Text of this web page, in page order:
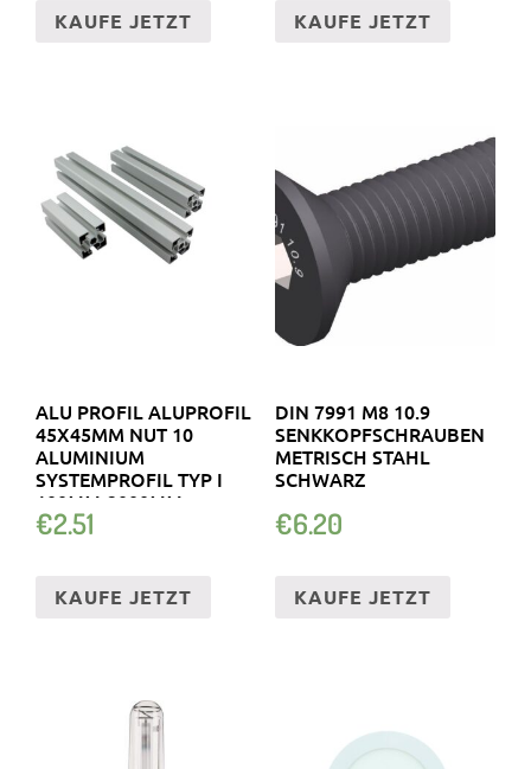
KAUFE JETZT KAUFE JETZT
ALU PROFIL ALUPROFIL
45X45MM NUT 10
ALUMINIUM
SYSTEMPROFIL TYP I
100MM-2000MM
€2.51
KAUFE JETZT
DIN 7991 M8 10.9
SENKKOPFSCHRAUBEN
METRISCH STAHL
SCHWARZ
€6.20
KAUFE JETZT